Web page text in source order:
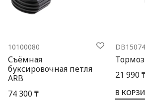
10100080
Съёмная
буксировочная петля
ARB
74 300 ₸
21 990
В